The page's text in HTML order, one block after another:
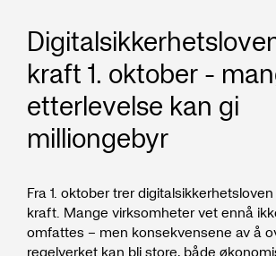
kraft 1. oktober -
etterlevelse kan gi
milliongebyr
Fra 1. oktober trer
kraft. Mange virksomheter vet ennå
omfattes – men konsekvensene av å
regelverket kan bli store, både